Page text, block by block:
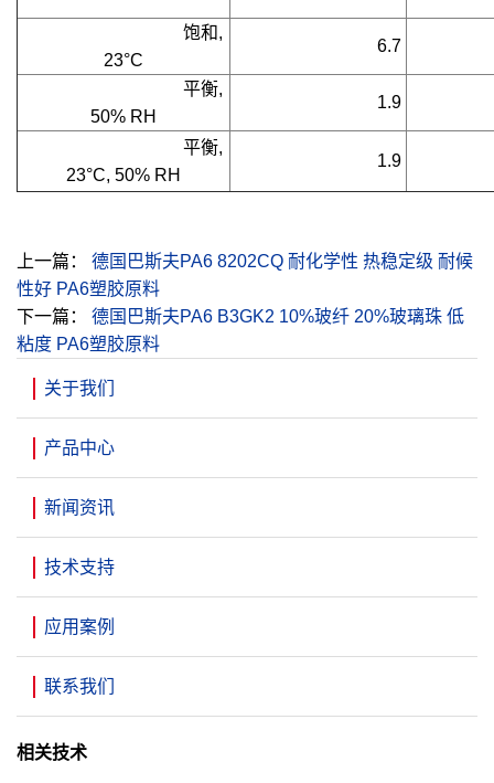
饱和,
23°C
6.7
平衡,
50% RH
1.9
平衡,
23°C, 50% RH
1.9
上一篇： 德国巴斯夫PA6 8202CQ 耐化学性 热稳定级 耐候
性好 PA6塑胶原料
下一篇： 德国巴斯夫PA6 B3GK2 10%玻纤 20%玻璃珠 低
粘度 PA6塑胶原料
关于我们
产品中心
新闻资讯
技术支持
应用案例
联系我们
相关技术